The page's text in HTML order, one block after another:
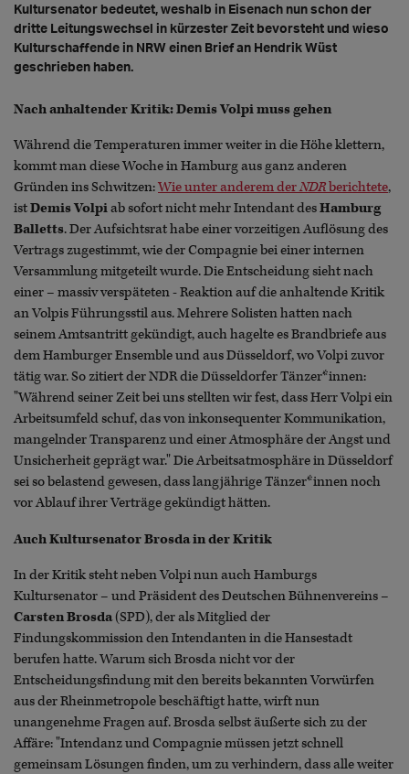
Kultursenator bedeutet, weshalb in Eisenach nun schon der
dritte Leitungswechsel in kürzester Zeit bevorsteht und wieso
Kulturschaffende in NRW einen Brief an Hendrik Wüst
geschrieben haben.
Nach anhaltender Kritik: Demis Volpi muss gehen
Während die Temperaturen immer weiter in die Höhe klettern,
kommt man diese Woche in Hamburg aus ganz anderen
Gründen ins Schwitzen:Wie unter anderem derNDRberichtete,
istDemis Volpiab sofort nicht mehr Intendant desHamburg
Balletts. Der Aufsichtsrat habe einer vorzeitigen Auflösung des
Vertrags zugestimmt, wie der Compagnie bei einer internen
Versammlung mitgeteilt wurde. Die Entscheidung sieht nach
einer – massiv verspäteten - Reaktion auf die anhaltende Kritik
an Volpis Führungsstil aus. Mehrere Solisten hatten nach
seinem Amtsantritt gekündigt, auch hagelte es Brandbriefe aus
dem Hamburger Ensemble und aus Düsseldorf, wo Volpi zuvor
tätig war. So zitiert der NDR die Düsseldorfer Tänzer*innen:
"Während seiner Zeit bei uns stellten wir fest, dass Herr Volpi ein
Arbeitsumfeld schuf, das von inkonsequenter Kommunikation,
mangelnder Transparenz und einer Atmosphäre der Angst und
Unsicherheit geprägt war." Die Arbeitsatmosphäre in Düsseldorf
sei so belastend gewesen, dass langjährige Tänzer*innen noch
vor Ablauf ihrer Verträge gekündigt hätten.
Auch Kultursenator Brosda in der Kritik
In der Kritik steht neben Volpi nun auch Hamburgs
Kultursenator – und Präsident des Deutschen Bühnenvereins –
Carsten Brosda(SPD), der als Mitglied der
Findungskommission den Intendanten in die Hansestadt
berufen hatte. Warum sich Brosda nicht vor der
Entscheidungsfindung mit den bereits bekannten Vorwürfen
aus der Rheinmetropole beschäftigt hatte, wirft nun
unangenehme Fragen auf. Brosda selbst äußerte sich zu der
Affäre: "Intendanz und Compagnie müssen jetzt schnell
gemeinsam Lösungen finden, um zu verhindern, dass alle weiter